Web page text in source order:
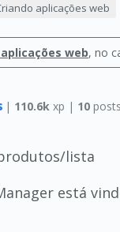
aplicações web
web, no
| 110.6k xp | 10 posts
lista
está